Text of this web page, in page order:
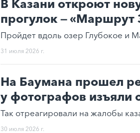
В Казани откроют
прогулок — «Маршрут
Пройдет вдоль озер Глубокое и
31 июля 2026 г.
На Баумана прошел
у фотографов изъяли
Так отреагировали на жалобы
30 июля 2026 г.